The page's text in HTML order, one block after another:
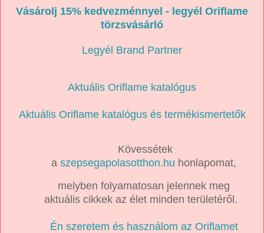
Vásárolj 15% kedvezménnyel - legyél Oriflame
törzsvásárló
Legyél Brand Partner
Aktuális Oriflame katalógus
Aktuális Oriflame katalógus és termékismertetők
Kövessétek
a szepsegapolasotthon.hu honlapomat,
melyben folyamatosan jelennek meg
aktuális cikkek az élet minden területéről.
Én szeretem és használom az Oriflamet